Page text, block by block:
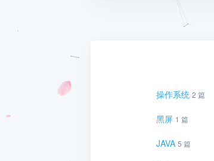
操作系统 2 篇
黑屏 1 篇
JAVA 5 篇